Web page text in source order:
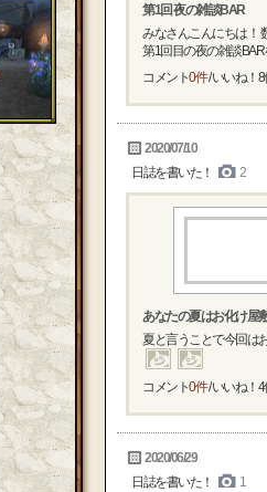
第1回 夜の雑談BAR
みなさんこんにちは！
第1回目の夜の雑談BAR
コメント0件/ いいね！ 8
2020/07/10
日誌を書いた！
2
あなたの夏はお化け屋
夏と言うことで今回は
コメント0件/ いいね！ 4
2020/06/29
日誌を書いた！
1